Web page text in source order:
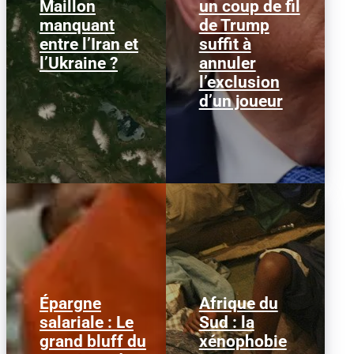
Maillon
manquant
entre l’Iran et
l’Ukraine ?
des drones ukrainiens
ont frappé plusieurs
cibles en mer Caspienne,
parmi...
un coup de fil
de Trump
suffit à
annuler
l’exclusion
d’un joueur
l'attaquant américain
Folarin Balogun recevait
un carton rouge
parfaitement...
Épargne
salariale : Le
grand bluff du
Alors que l'inflation et la
course aux profits
écrasent le pouvoir
Afrique du
Sud : la
xénophobie
© HCR/ James Oatway
L’Afrique du Sud est
entrée dans une